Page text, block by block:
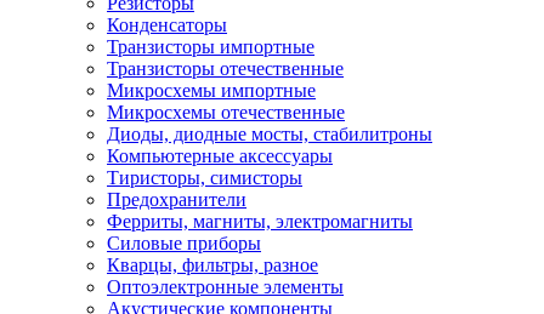
Конденсаторы
Транзисторы импортные
Транзисторы отечественные
Микросхемы импортные
Микросхемы отечественные
Диоды, диодные мосты, стабилитроны
Компьютерные аксессуары
Тиристоры, симисторы
Предохранители
Ферриты, магниты, электромагниты
Силовые приборы
Кварцы, фильтры, разное
Оптоэлектронные элементы
Акустические компоненты